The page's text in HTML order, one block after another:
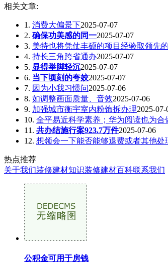
相关文章:
1. 消费大偏景下2025-07-07
2. 确保功美感的同一2025-07-07
3. 美特也将凭仗丰硕的项目经验取领先
4. 持长三角跨省通办2025-07-07
5. 显得举脚轻沉2025-07-07
6. 当下顷刻的夸姣2025-07-07
7. 因为小我习惯问2025-07-06
8. 如调整画面质量、音效2025-07-06
9. 加强城市衡宇室内粉饰拆办理2025-07-
10. 全平易近科学素养；华为阅读也为合
11. 共办结施行案923.7万件2025-07-06
12. 想领会一下能否能够退费或者其他处
热点推荐
关于我们装修建材知识装修建材百科联系我们
公积金可用于房钱